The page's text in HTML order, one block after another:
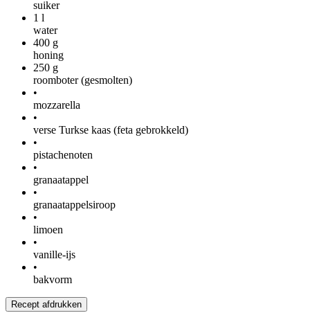
suiker
1 l
water
400 g
honing
250 g
roomboter (gesmolten)
•
mozzarella
•
verse Turkse kaas (feta gebrokkeld)
•
pistachenoten
•
granaatappel
•
granaatappelsiroop
•
limoen
•
vanille-ijs
•
bakvorm
Recept afdrukken